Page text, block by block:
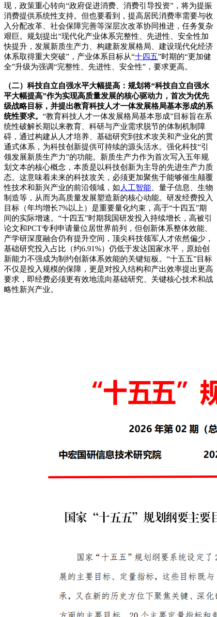
现，政策重心转向“政府促进消费、消费引导投资”，将为提振
消费提供系统性支持。但也要看到，提高居民消费率需要与收
入分配改革、社会保障完善等深层次改革协同推进，任务复杂
艰巨。规划提出“现代化产业体系完整性、先进性、安全性加
快提升，发展新质生产力、构建新发展格局、建设现代化经济
体系取得重大突破”，产业体系目标从“十四五”时期的“更加健
全”升级为强调“完整性、先进性、安全性”，要求更高。
（二）科技自立自强水平大幅提高：规划将“科技自立自强水
平大幅提高”作为实现高质量发展的核心驱动力，首次为优先
级战略目标，并提出教育科技人才一体发展格局基本形成的系
统性要求。 “教育科技人才一体发展格局基本形成”目标旨在系
统性破解长期以来教育、科研与产业需求脱节的体制机制障
碍，通过构建从人才培养、基础研究到技术攻关和产业化的贯
通式体系，为科技创新提供可持续的源头活水。强化科技“引
领发展新质生产力”的功能。新质生产力作为首次写入五年规
划文本的核心概念，本质是以科技创新为主导的先进生产力质
态。这意味着未来的科技攻关，必须更加聚焦于能够催生颠覆
性技术和新兴产业的前沿领域，如 人工智能 、量子信息、生物
制造等，从而为高质量发展塑造新的核心动能。研发经费投入
目标（年均增长7%以上）是重要量化约束，高于“十四五”期
间的实际增速。“十四五”时期我国研发投入持续增长，高被引
论文和PCT专利申请量位居世界前列，但创新体系整体效能、
产学研深度融合仍有提升空间，顶尖科技领军人才依然偏少，
基础研究投入占比（约6.91%）仍低于发达国家水平，原始创
新能力不强成为制约创新体系效能的关键短板。“十五五”目标
不仅是投入规模的保障，更是对投入结构和产出效率提出更高
要求，即经费必须更有效地流向基础研究、关键核心技术和战
略性新兴产业。